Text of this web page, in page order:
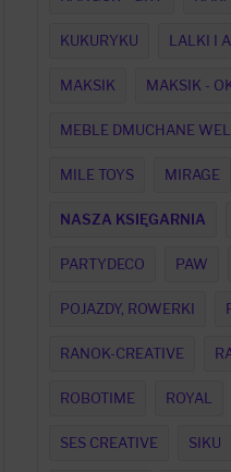
KUKURYKU LALKI I
MAKSIK MAKSIK -
MEBLE DMUCHANE
MILE TOYS MIRAGE
NASZA KSIĘGARNIA
PARTYDECO PAW
POJAZDY, ROWERKI
RANOK-CREATIVE
ROBOTIME ROYAL
SES CREATIVE SIKU